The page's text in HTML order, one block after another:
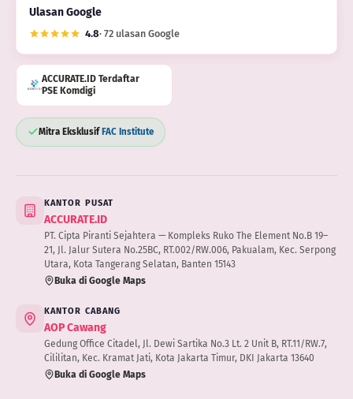
Ulasan Google
4.8· 72 ulasan Google
ACCURATE.ID Terdaftar
PSE Komdigi
Mitra EksklusifFAC Institute
KANTOR PUSAT
ACCURATE.ID
PT. Cipta Piranti Sejahtera — Kompleks Ruko The Element No.B 19–
21, Jl. Jalur Sutera No.25BC, RT.002/RW.006, Pakualam, Kec. Serpong
Utara, Kota Tangerang Selatan, Banten 15143
Buka di Google Maps
KANTOR CABANG
AOP Cawang
Gedung Office Citadel, Jl. Dewi Sartika No.3 Lt. 2 Unit B, RT.11/RW.7,
Cililitan, Kec. Kramat Jati, Kota Jakarta Timur, DKI Jakarta 13640
Buka di Google Maps